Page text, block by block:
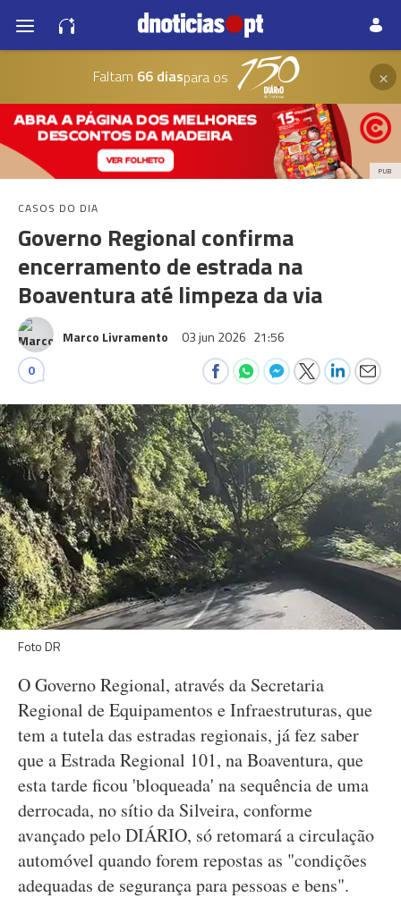
Faltam 66 diaspara os ×
PUB
CASOS DO DIA
Governo Regional confirma
encerramento de estrada na
Boaventura até limpeza da via
Marco Livramento 03 jun 2026 21:56
0
Foto DR
O Governo Regional, através da Secretaria
Regional de Equipamentos e Infraestruturas, que
tem a tutela das estradas regionais, já fez saber
que a Estrada Regional 101, na Boaventura, que
esta tarde ficou 'bloqueada' na sequência de uma
derrocada, no sítio da Silveira, conforme
avançado pelo DIÁRIO, só retomará a circulação
automóvel quando forem repostas as "condições
adequadas de segurança para pessoas e bens".